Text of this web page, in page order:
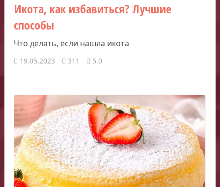
Икота, как избавиться? Лучшие
способы
Что делать, если нашла икота
19.05.2023 311 5.0